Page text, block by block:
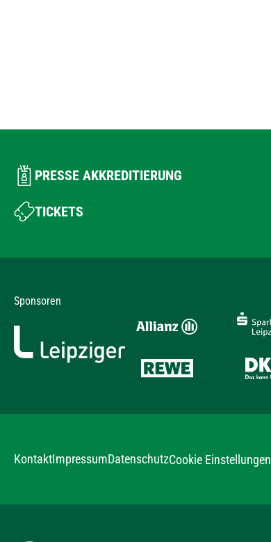
PRESSE AKKREDITIERUNG
TICKETS
Sponsoren
KontaktImpressumDatenschutzCookie Einstellungen